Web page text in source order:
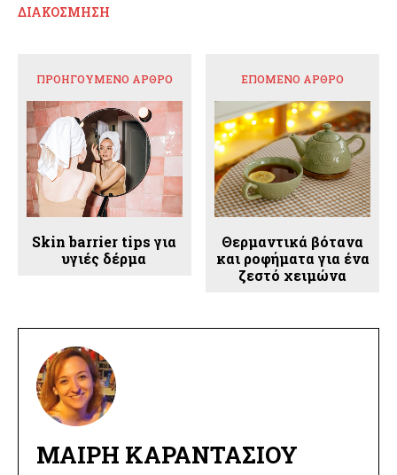
ΔΙΑΚΌΣΜΗΣΗ
ΠΡΟΗΓΟΎΜΕΝΟ ΆΡΘΡΟ
Skin barrier tips για
υγιές δέρμα
ΕΠΌΜΕΝΟ ΆΡΘΡΟ
Θερμαντικά βότανα
και ροφήματα για ένα
ζεστό χειμώνα
ΜΑΊΡΗ ΚΑΡΑΝΤΆΣΙΟΥ